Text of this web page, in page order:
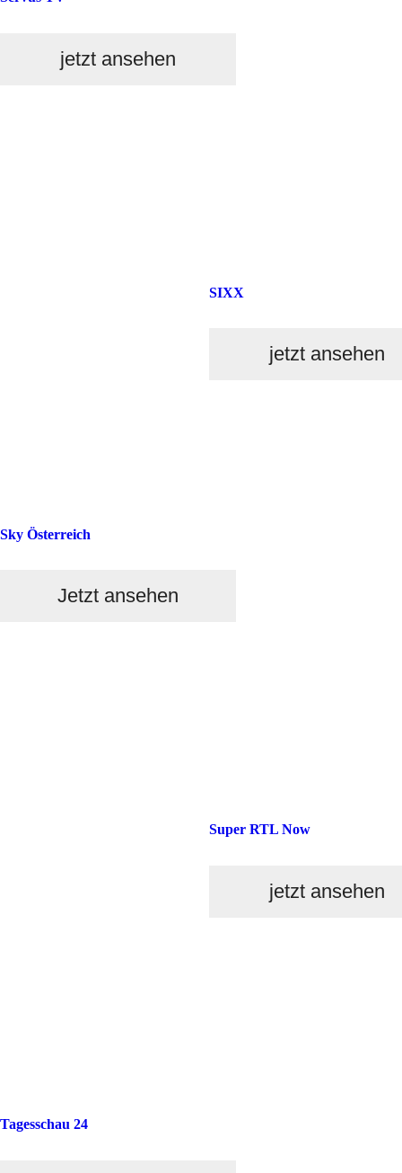
jetzt ansehen
SIXX
jetzt ansehen
Sky Österreich
Jetzt ansehen
Super RTL Now
jetzt ansehen
Tagesschau 24